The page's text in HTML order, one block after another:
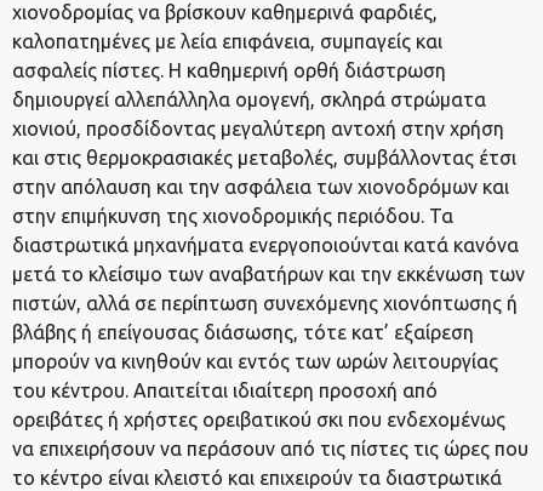
χιονοδρομίας να βρίσκουν καθημερινά φαρδιές,
καλοπατημένες με λεία επιφάνεια, συμπαγείς και
ασφαλείς πίστες. Η καθημερινή ορθή διάστρωση
δημιουργεί αλλεπάλληλα ομογενή, σκληρά στρώματα
χιονιού, προσδίδοντας μεγαλύτερη αντοχή στην χρήση
και στις θερμοκρασιακές μεταβολές, συμβάλλοντας έτσι
στην απόλαυση και την ασφάλεια των χιονοδρόμων και
στην επιμήκυνση της χιονοδρομικής περιόδου. Τα
διαστρωτικά μηχανήματα ενεργοποιούνται κατά κανόνα
μετά το κλείσιμο των αναβατήρων και την εκκένωση των
πιστών, αλλά σε περίπτωση συνεχόμενης χιονόπτωσης ή
βλάβης ή επείγουσας διάσωσης, τότε κατ’ εξαίρεση
μπορούν να κινηθούν και εντός των ωρών λειτουργίας
του κέντρου. Απαιτείται ιδιαίτερη προσοχή από
ορειβάτες ή χρήστες ορειβατικού σκι που ενδεχομένως
να επιχειρήσουν να περάσουν από τις πίστες τις ώρες που
το κέντρο είναι κλειστό και επιχειρούν τα διαστρωτικά